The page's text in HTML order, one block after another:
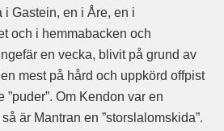
i Gastein, en i Åre, en i
och i hemmabacken och
en vecka, blivit på grund av
mest på hård och uppkörd offpist
”puder”. Om Kendon var en
är Mantran en ”storslalomskida”.